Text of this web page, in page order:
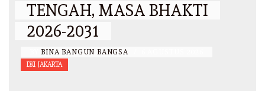
TENGAH, MASA BHAKTI
2026-2031
BINA BANGUN BANGSA
DKI JAKARTA